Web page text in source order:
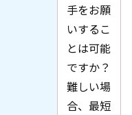
手をお願
いするこ
とは可能
ですか？
難しい場
合、最短